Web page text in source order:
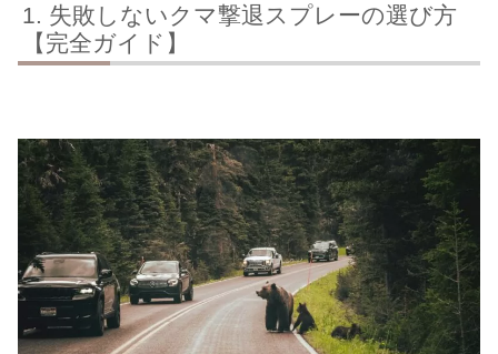
失敗しないクマ撃退スプレーの選び方
【完全ガイド】